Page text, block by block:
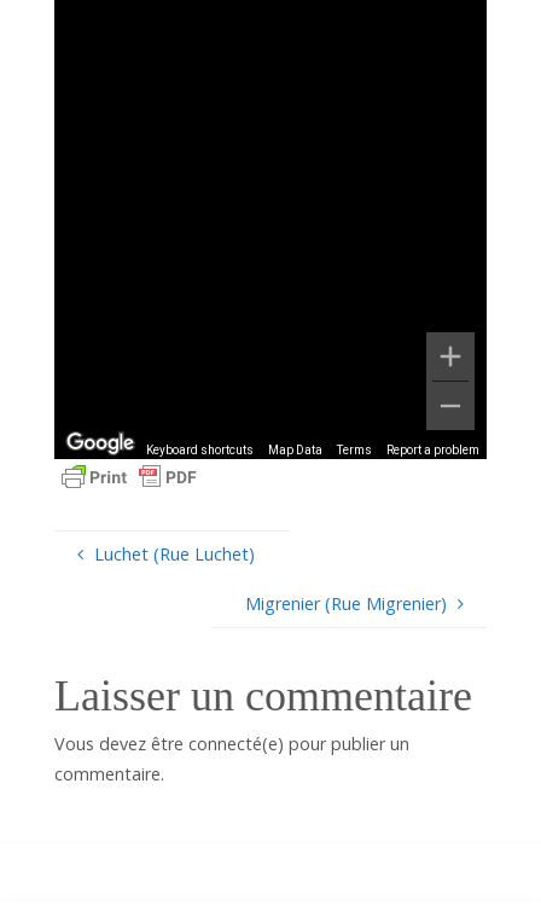
Keyboard shortcuts Map Data Terms Report a problem
Luchet (Rue Luchet)
Migrenier (Rue Migrenier)
Laisser un commentaire
Vous devez être connecté(e) pour publier un
commentaire.